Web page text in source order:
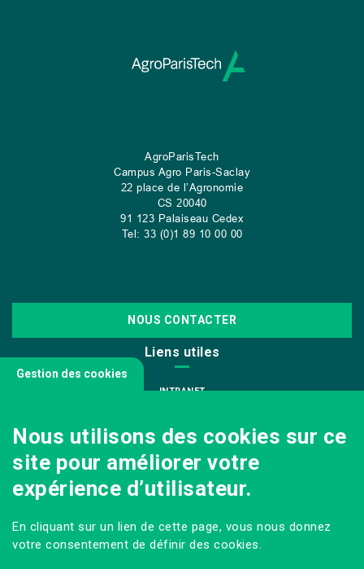
AgroParisTech
Campus Agro Paris-Saclay
22 place de l’Agronomie
CS 20040
91 123 Palaiseau Cedex
Tel: 33 (0)1 89 10 00 00
NOUS CONTACTER
Liens utiles
INTRANET
INFODOC
PÔLE IMAGE
PRESSE
Sur les réseaux
Gestion des cookies
Nous utilisons des cookies sur ce
site pour améliorer votre
expérience d’utilisateur.
En cliquant sur un lien de cette page, vous nous donnez
votre consentement de définir des cookies.